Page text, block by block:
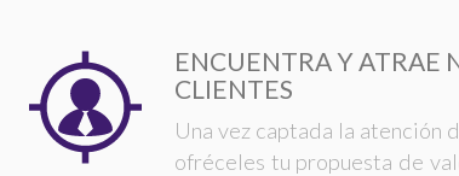
ENCUENTRA Y ATRAE
CLIENTES
Una vez captada la atención
ofréceles tu propuesta de